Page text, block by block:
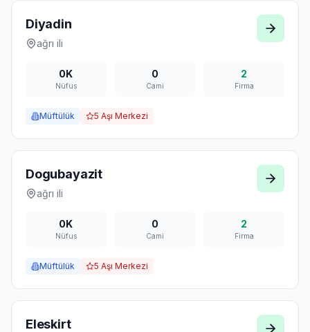
Diyadin
ağrı ili
0K
Nüfus
0
Cami
2
Firma
Müftülük 5 Aşı Merkezi
Dogubayazit
ağrı ili
0K
Nüfus
0
Cami
2
Firma
Müftülük 5 Aşı Merkezi
Eleskirt